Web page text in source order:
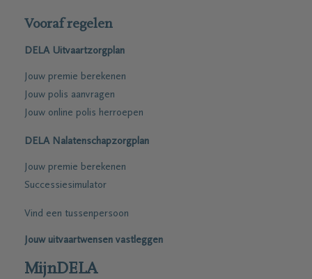
Vooraf regelen
DELA Uitvaartzorgplan
Jouw premie berekenen
Jouw polis aanvragen
Jouw online polis herroepen
DELA Nalatenschapzorgplan
Jouw premie berekenen
Successiesimulator
Vind een tussenpersoon
Jouw uitvaartwensen vastleggen
MijnDELA